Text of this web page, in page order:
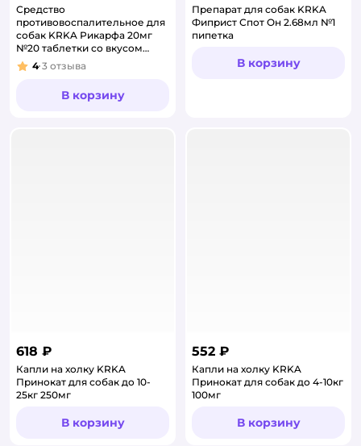
Средство
противовоспалительное для
собак KRKA Рикарфа 20мг
№20 таблетки со вкусом
мяса
Рейтинг:
4 3 отзыва
В корзину
Препарат для собак KRKA
Фиприст Спот Он 2.68мл №1
пипетка
В корзину
618 ₽
Капли на холку KRKA
Принокат для собак до 10-
25кг 250мг
В корзину
552 ₽
Капли на холку KRKA
Принокат для собак до 4-10кг
100мг
В корзину